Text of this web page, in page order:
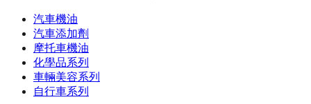
汽車機油
汽車添加劑
摩托車機油
化學品系列
車輛美容系列
自行車系列